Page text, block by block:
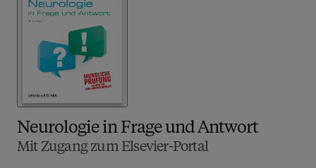
Neurologie in Frage und Antwort
Mit Zugang zum Elsevier-Portal